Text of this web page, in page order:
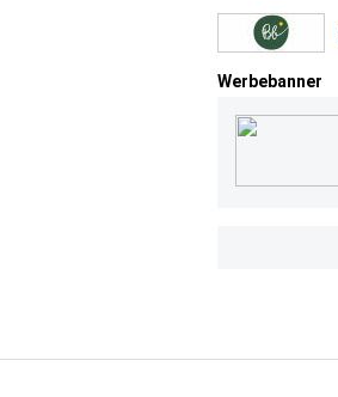
Werbebanner